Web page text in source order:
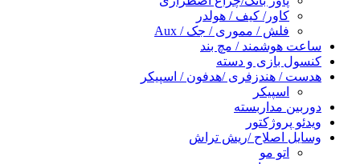
کاور/ کیف / هولدر
فلش / مموری / جک / Aux
ساعت هوشمند / مچ بند
کنسول بازی و دسته
هدست / هندزفری /هدفون / اسپیکر
اسپیکر
دوربین مداربسته
ویدئو پروژکتور
وسایل اصلاح /ریش تراش
اتو مو